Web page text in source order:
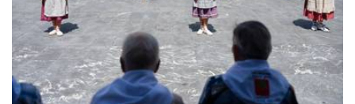
Adinekoei omenaldia Adunako plazan